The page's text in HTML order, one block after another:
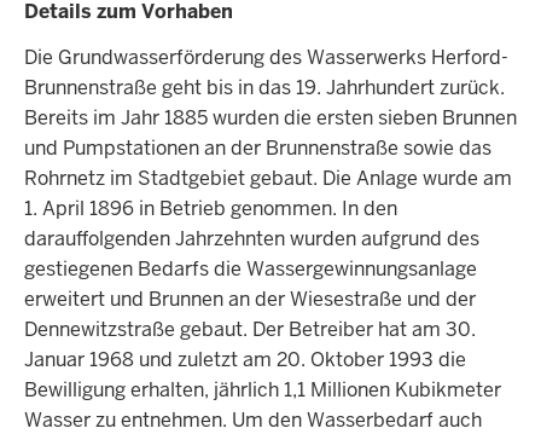
Details zum Vorhaben
Die Grundwasserförderung des Wasserwerks Herford-
Brunnenstraße geht bis in das 19. Jahrhundert zurück.
Bereits im Jahr 1885 wurden die ersten sieben Brunnen
und Pumpstationen an der Brunnenstraße sowie das
Rohrnetz im Stadtgebiet gebaut. Die Anlage wurde am
1. April 1896 in Betrieb genommen. In den
darauffolgenden Jahrzehnten wurden aufgrund des
gestiegenen Bedarfs die Wassergewinnungsanlage
erweitert und Brunnen an der Wiesestraße und der
Dennewitzstraße gebaut. Der Betreiber hat am 30.
Januar 1968 und zuletzt am 20. Oktober 1993 die
Bewilligung erhalten, jährlich 1,1 Millionen Kubikmeter
Wasser zu entnehmen. Um den Wasserbedarf auch